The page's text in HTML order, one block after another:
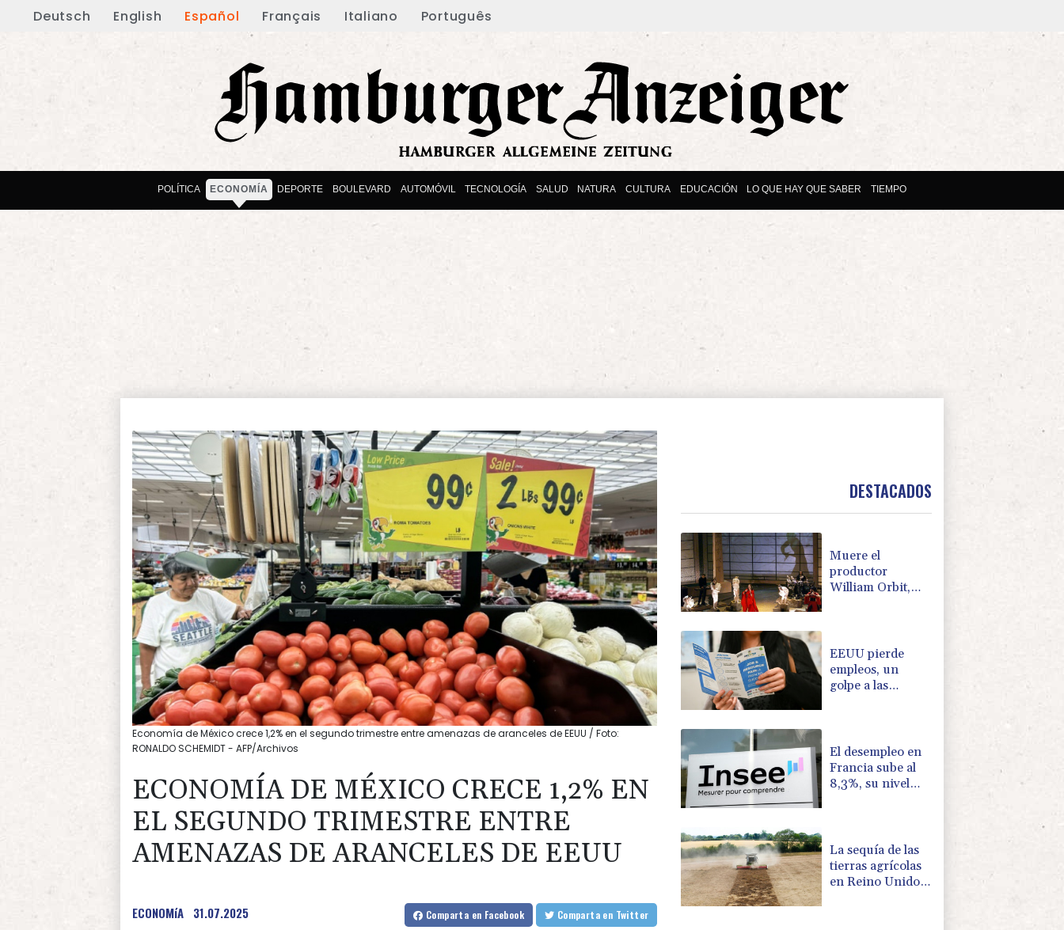
Deutsch English Español Français Italiano Português
POLÍTICA ECONOMÍA DEPORTE BOULEVARD AUTOMÓVIL TECNOLOGÍA SALUD NATURA CULTURA EDUCACIÓN LO QUE HAY QUE SABER TIEMPO
Economía de México crece 1,2% en el segundo trimestre entre amenazas de aranceles de EEUU / Foto:
RONALDO SCHEMIDT - AFP/Archivos
ECONOMÍA DE MÉXICO CRECE 1,2% EN
EL SEGUNDO TRIMESTRE ENTRE
AMENAZAS DE ARANCELES DE EEUU
ECONOMíA 31.07.2025 Comparta en Facebook Comparta en Twitter
DESTACADOS
Muere el
productor
William Orbit,
EEUU pierde
empleos, un
golpe a las
El desempleo en
Francia sube al
8,3%, su nivel
La sequía de las
tierras agrícolas
en Reino Unido